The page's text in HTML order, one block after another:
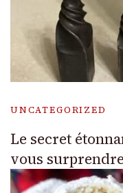
UNCATEGORIZED
Le secret
vous